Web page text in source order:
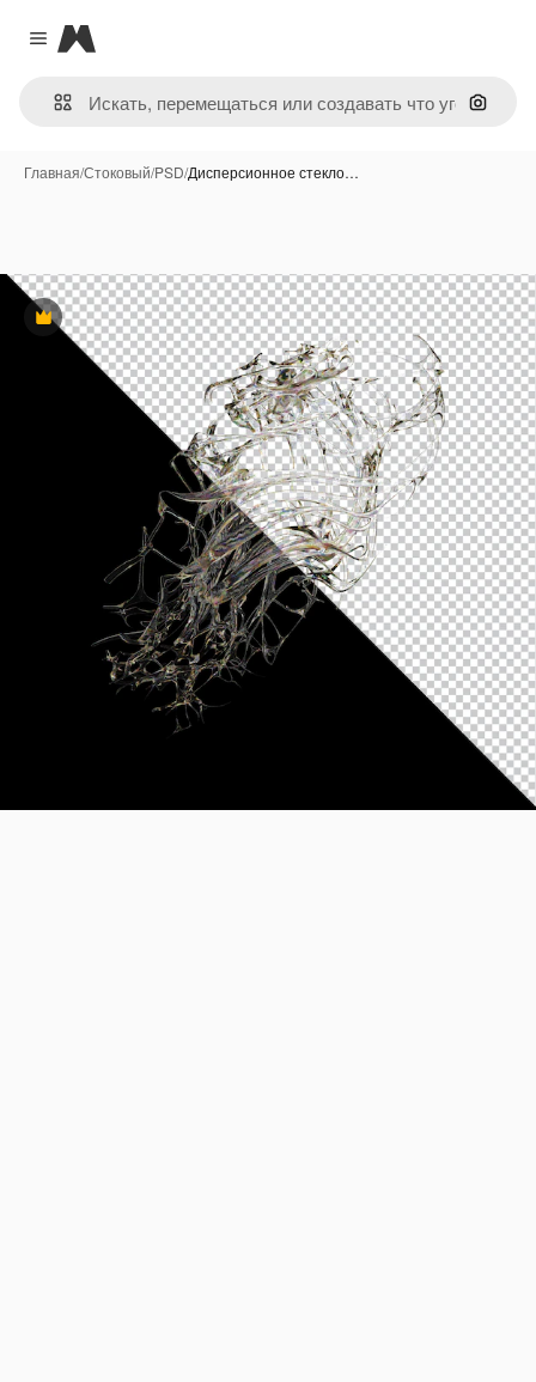
Close menu
Magnific
Поиск
Главная/Стоковый/PSD/Дисперсионное стекло…
Премиум